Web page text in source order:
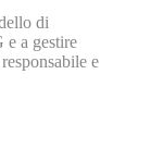
di
e a gestire
e